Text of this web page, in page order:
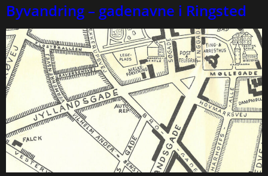
Byvandring – gadenavne i Ringsted